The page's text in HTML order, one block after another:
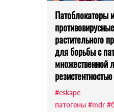
Патоблокаторы и
растительного
для борьбы с
множественной
резистентностью
#eskape
патогены #mdr